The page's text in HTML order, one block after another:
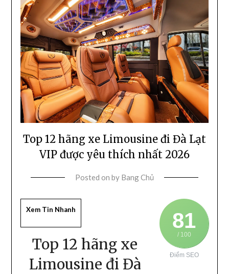
Top 12 hãng xe Limousine đi Đà Lạt
VIP được yêu thích nhất 2026
Posted on by Bang Chủ
81
/ 100
Điểm SEO
Xem Tin Nhanh
Top 12 hãng xe
Limousine đi Đà